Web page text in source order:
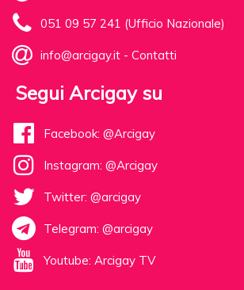
051 09 57 241 (Ufficio Nazionale)
info@arcigay.it - Contatti
Segui Arcigay su
Facebook: @Arcigay
Instagram: @Arcigay
Twitter: @arcigay
Telegram: @arcigay
Youtube: Arcigay TV